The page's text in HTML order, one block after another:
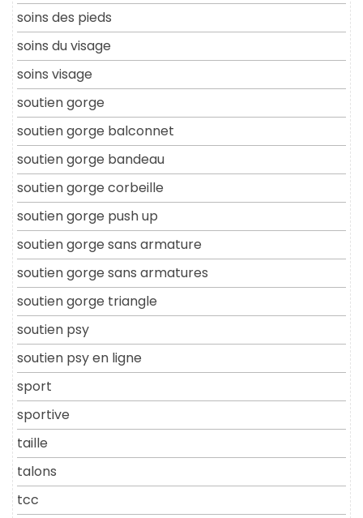
soins des pieds
soins du visage
soins visage
soutien gorge
soutien gorge balconnet
soutien gorge bandeau
soutien gorge corbeille
soutien gorge push up
soutien gorge sans armature
soutien gorge sans armatures
soutien gorge triangle
soutien psy
soutien psy en ligne
sport
sportive
taille
talons
tcc